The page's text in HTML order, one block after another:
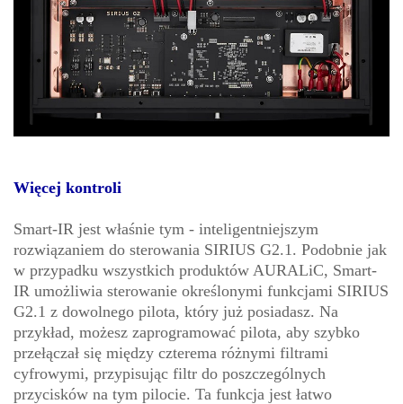
Więcej kontroli
Smart-IR jest właśnie tym - inteligentniejszym
rozwiązaniem do sterowania SIRIUS G2.1. Podobnie jak
w przypadku wszystkich produktów AURALiC, Smart-
IR umożliwia sterowanie określonymi funkcjami SIRIUS
G2.1 z dowolnego pilota, który już posiadasz. Na
przykład, możesz zaprogramować pilota, aby szybko
przełączał się między czterema różnymi filtrami
cyfrowymi, przypisując filtr do poszczególnych
przycisków na tym pilocie. Ta funkcja jest łatwo